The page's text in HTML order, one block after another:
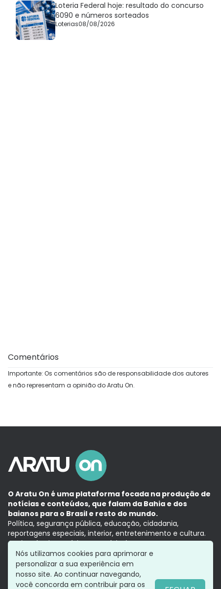
Loteria Federal hoje: resultado do concurso
6090 e números sorteados
Loterias08/08/2026
Comentários
Importante: Os comentários são de responsabilidade dos autores
e não representam a opinião do Aratu On.
O Aratu On é uma plataforma focada na produção de
notícias e conteúdos, que falam da Bahia e dos
baianos para o Brasil e resto do mundo.
Política, segurança pública, educação, cidadania,
reportagens especiais, interior, entretenimento e cultura.
Aqui, tudo vira notícia e a notícia é no tempo presente,
com a credibilidade do Grupo Aratu.
Grupo Aratu
Política de privacidade
Nós utilizamos cookies para aprimorar e
personalizar a sua experiência em
nosso site. Ao continuar navegando,
você concorda em contribuir para os